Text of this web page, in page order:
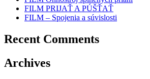
FILM PRIJAŤ A PÚŠŤAŤ
FILM – Spojenia a súvislosti
Recent Comments
Archives